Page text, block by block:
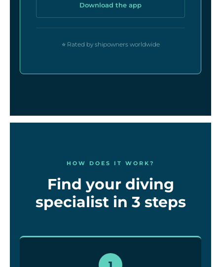
Download the app
⭐ Rated by shipowners worldwide
HOW DOES IT WORK?
Find your diving
specialist in 3 steps